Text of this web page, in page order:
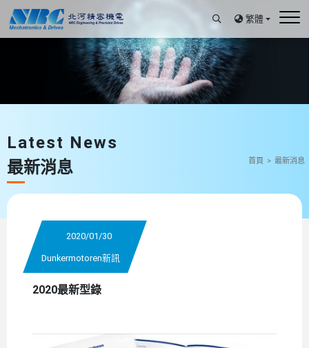
繁體
Latest News
最新消息
首頁 最新消息
2020/01/30
Dunkermotoren新訊
2020最新型錄